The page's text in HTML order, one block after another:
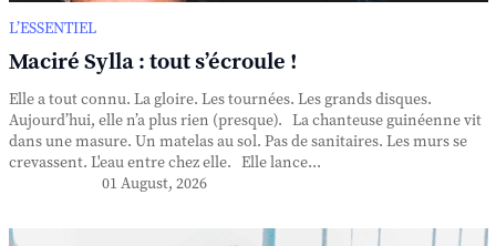
L’ESSENTIEL
Maciré Sylla : tout s’écroule !
Elle a tout connu. La gloire. Les tournées. Les grands disques.
Aujourd’hui, elle n’a plus rien (presque). La chanteuse guinéenne vit
dans une masure. Un matelas au sol. Pas de sanitaires. Les murs se
crevassent. L'eau entre chez elle. Elle lance...
01 August, 2026